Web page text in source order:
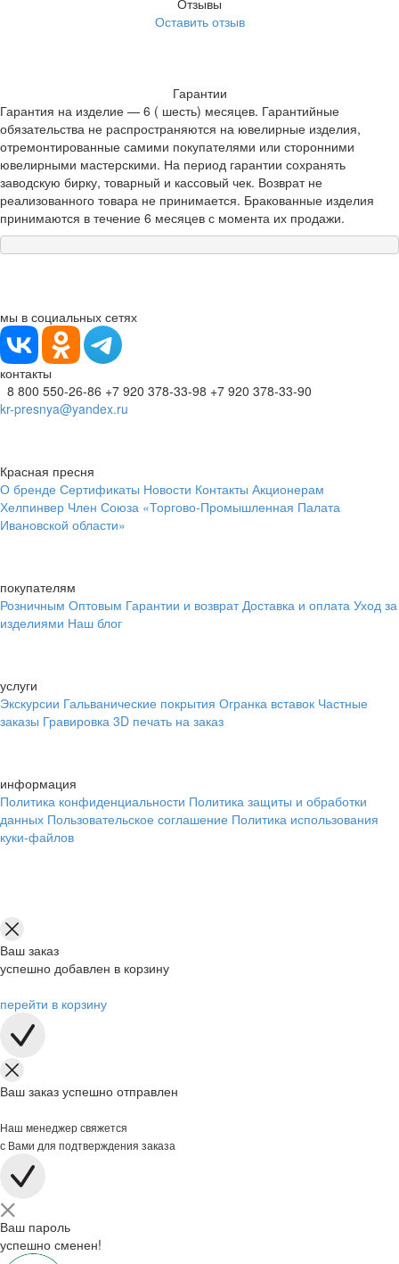
Отзывы
Оставить отзыв
Гарантии
Гарантия на изделие — 6 ( шесть) месяцев. Гарантийные
обязательства не распространяются на ювелирные изделия,
отремонтированные самими покупателями или сторонними
ювелирными мастерскими. На период гарантии сохранять
заводскую бирку, товарный и кассовый чек. Возврат не
реализованного товара не принимается. Бракованные изделия
принимаются в течение 6 месяцев с момента их продажи.
мы в социальных сетях
контакты
8 800 550-26-86 +7 920 378-33-98 +7 920 378-33-90
kr-presnya@yandex.ru
Красная пресня
О бренде Сертификаты Новости Контакты Акционерам
Хелпинвер Член Союза «Торгово-Промышленная Палата
Ивановской области»
покупателям
Розничным Оптовым Гарантии и возврат Доставка и оплата Уход за
изделиями Наш блог
услуги
Экскурсии Гальванические покрытия Огранка вставок Частные
заказы Гравировка 3D печать на заказ
информация
Политика конфиденциальности Политика защиты и обработки
данных Пользовательское соглашение Политика использования
куки-файлов
Ваш заказ
успешно добавлен в корзину
перейти в корзину
Ваш заказ успешно отправлен
Наш менеджер свяжется
с Вами для подтверждения заказа
Ваш пароль
успешно сменен!